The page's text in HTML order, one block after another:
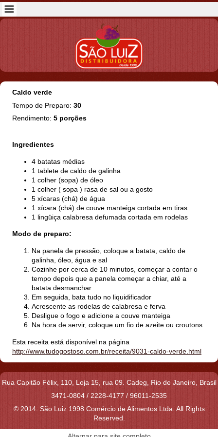
Caldo verde
Tempo de Preparo: 30
Rendimento: 5 porções
Ingredientes
4 batatas médias
1 tablete de caldo de galinha
1 colher (sopa) de óleo
1 colher ( sopa ) rasa de sal ou a gosto
5 xícaras (chá) de água
1 xícara (chá) de couve manteiga cortada em tiras
1 lingüiça calabresa defumada cortada em rodelas
Modo de preparo:
Na panela de pressão, coloque a batata, caldo de
galinha, óleo, água e sal
Cozinhe por cerca de 10 minutos, começar a contar o
tempo depois que a panela começar a chiar, até a
batata desmanchar
Em seguida, bata tudo no liquidificador
Acrescente as rodelas de calabresa e ferva
Desligue o fogo e adicione a couve manteiga
Na hora de servir, coloque um fio de azeite ou croutons
Esta receita está disponível na página
http://www.tudogostoso.com.br/receita/9031-caldo-verde.html
Rua Capitão Félix, 110, Loja 15, rua 09. Cadeg, Rio de Janeiro, Brasil
3471-0804 / 2228-4177 / 96011-2535
© 2014. São Luiz 1998 Comércio de Alimentos Ltda. All Rights
Reserved.